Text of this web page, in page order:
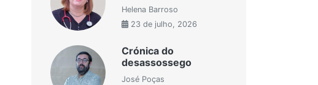
Helena Barroso
23 de julho, 2026
Crónica do
desassossego
José Poças